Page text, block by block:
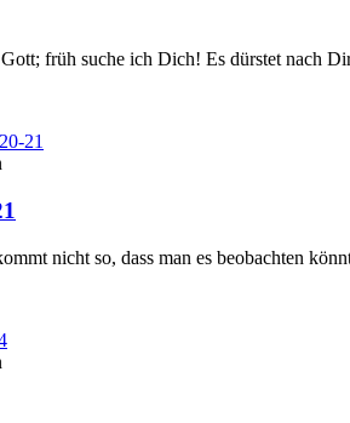
früh suche ich Dich! Es dürs­tet nach
nicht so, dass man es beob­ach­ten